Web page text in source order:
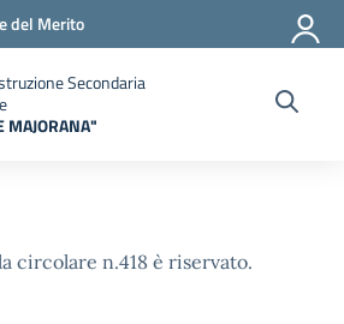
del Merito
Secondaria
MAJORANA"
circolare n.418 è riservato.